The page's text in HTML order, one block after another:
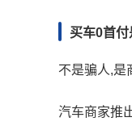
买车0首
不是骗人,是
汽车商家推